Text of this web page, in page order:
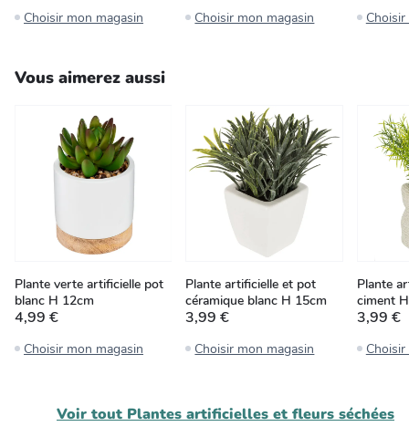
Choisir mon magasin Choisir mon magasin
Vous aimerez aussi
Plante verte artificielle pot
blanc H 12cm
4,99 €
Choisir mon magasin
Plante artificielle et pot
céramique blanc H 15cm
3,99 €
Choisir mon magasin
Plante
ciment
3,99 €
Voir tout Plantes artificielles et fleurs séchées